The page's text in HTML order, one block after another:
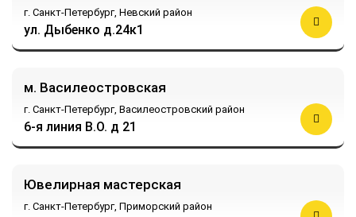
г. Санкт-Петербург, Невский район
ул. Дыбенко д.24к1
м. Василеостровская
г. Санкт-Петербург, Василеостровский район
6-я линия В.О. д 21
Ювелирная мастерская
г. Санкт-Петербург, Приморский район